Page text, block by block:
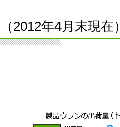
（2012年4月末現在）